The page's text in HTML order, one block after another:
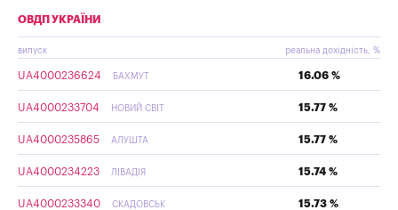
ОВДП УКРАЇНИ
випуск реальна дохідність, %
UA4000236624 БАХМУТ 16.06 %
UA4000233704 НОВИЙ СВІТ 15.77 %
UA4000235865 АЛУШТА 15.77 %
UA4000234223 ЛІВАДІЯ 15.74 %
UA4000233340 СКАДОВСЬК 15.73 %